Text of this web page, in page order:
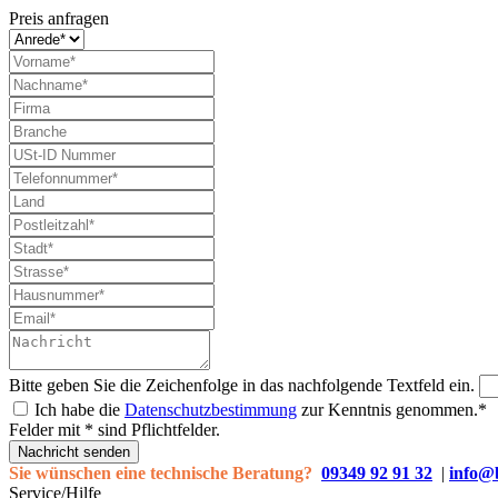
Preis anfragen
Bitte geben Sie die Zeichenfolge in das nachfolgende Textfeld ein.
Ich habe die Datenschutzbestimmung zur Kenntnis genommen.*
Felder mit * sind Pflichtfelder.
Nachricht senden
Sie wünschen eine technische Beratung? 09349 92 91 32 |
Service/Hilfe